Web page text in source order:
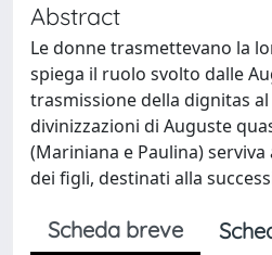
Abstract
Le donne trasmettevano la
spiega il ruolo svolto dalle
trasmissione della dignitas
divinizzazioni di Auguste
(Mariniana e Paulina)
dei figli, destinati alla
Scheda breve